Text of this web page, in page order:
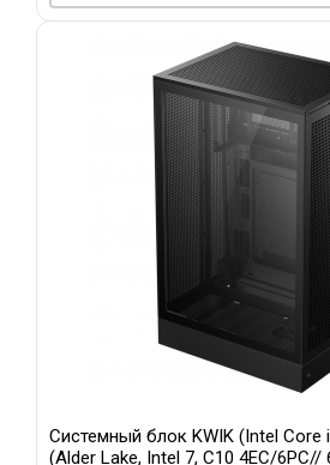
Системный блок KWIK (Intel Core
(Alder Lake, Intel 7, C10 4EC/